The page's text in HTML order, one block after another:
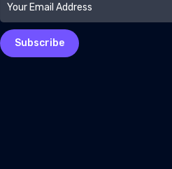
Subscribe